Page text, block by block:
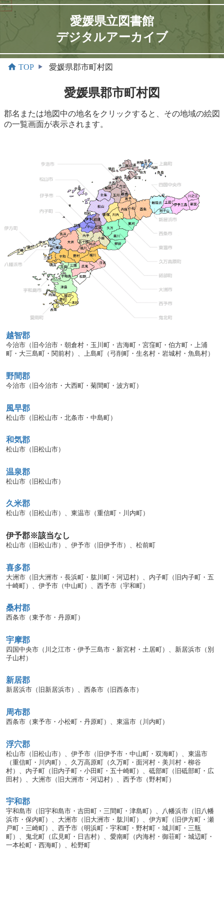
愛媛県立図書館
デジタルアーカイブ
TOP 愛媛県郡市町村図
愛媛県郡市町村図
郡名または地図中の地名をクリックすると、その地域の絵図
の一覧画面が表示されます。
越智郡
今治市（旧今治市・朝倉村・玉川町・吉海町・宮窪町・伯方町・上浦
町・大三島町・関前村）、上島町（弓削町・生名村・岩城村・魚島村）
野間郡
今治市（旧今治市・大西町・菊間町・波方町）
風早郡
松山市（旧松山市・北条市・中島町）
和気郡
松山市（旧松山市）
温泉郡
松山市（旧松山市）
久米郡
松山市（旧松山市）、東温市（重信町・川内町）
伊予郡※該当なし
松山市（旧松山市）、伊予市（旧伊予市）、松前町
喜多郡
大洲市（旧大洲市・長浜町・肱川町・河辺村）、内子町（旧内子町・五
十崎町）、伊予市（中山町）、西予市（宇和町）
桑村郡
西条市（東予市・丹原町）
宇摩郡
四国中央市（川之江市・伊予三島市・新宮村・土居町）、新居浜市（別
子山村）
新居郡
新居浜市（旧新居浜市）、西条市（旧西条市）
周布郡
西条市（東予市・小松町・丹原町）、東温市（川内町）
浮穴郡
松山市（旧松山市）、伊予市（旧伊予市・中山町・双海町）、東温市
（重信町・川内町）、久万高原町（久万町・面河村・美川村・柳谷
村）、内子町（旧内子町・小田町・五十崎町）、砥部町（旧砥部町・広
田村）、大洲市（旧大洲市・河辺村）、西予市（野村町）
宇和郡
宇和島市（旧宇和島市・吉田町・三間町・津島町）、八幡浜市（旧八幡
浜市・保内町）、大洲市（旧大洲市・肱川町）、伊方町（旧伊方町・瀬
戸町・三崎町）、西予市（明浜町・宇和町・野村町・城川町・三瓶
町）、鬼北町（広見町・日吉村）、愛南町（内海村・御荘町・城辺町・
一本松町・西海町）、松野町